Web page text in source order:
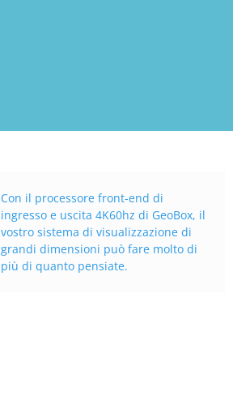
Con il processore front-end di
ingresso e uscita 4K60hz di GeoBox, il
vostro sistema di visualizzazione di
grandi dimensioni può fare molto di
più di quanto pensiate.